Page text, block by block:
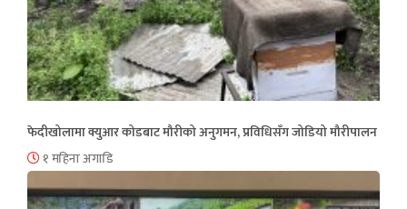
फेदीखोलामा क्युआर कोडबाट मौरीको अनुगमन, प्रविधिसँग जोडियो मौरीपालन
१ महिना अगाडि